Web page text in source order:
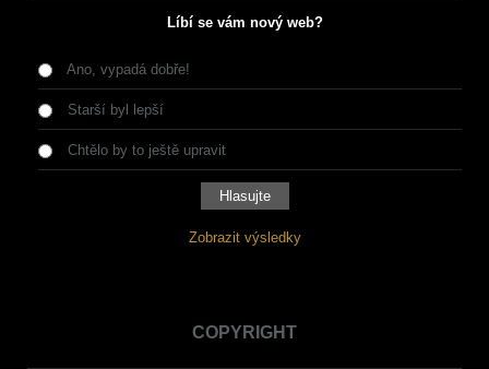
Líbí se vám nový web?
Ano, vypadá dobře!
Starší byl lepší
Chtělo by to ještě upravit
Zobrazit výsledky
COPYRIGHT